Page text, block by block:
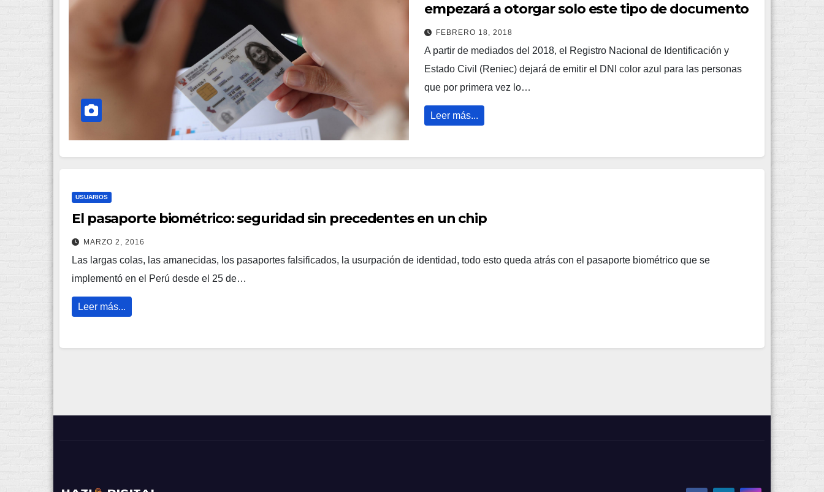
empezará a otorgar solo este tipo de documento
FEBRERO 18, 2018
A partir de mediados del 2018, el Registro Nacional de Identificación y
Estado Civil (Reniec) dejará de emitir el DNI color azul para las personas
que por primera vez lo…
Leer más...
USUARIOS
El pasaporte biométrico: seguridad sin precedentes en un chip
MARZO 2, 2016
Las largas colas, las amanecidas, los pasaportes falsificados, la usurpación de identidad, todo esto queda atrás con el pasaporte biométrico que se
implementó en el Perú desde el 25 de…
Leer más...